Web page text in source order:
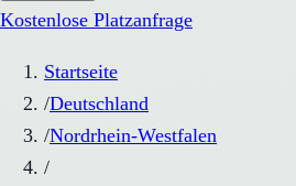
Kostenlose Platzanfrage
Startseite
/Deutschland
/Nordrhein-Westfalen
/